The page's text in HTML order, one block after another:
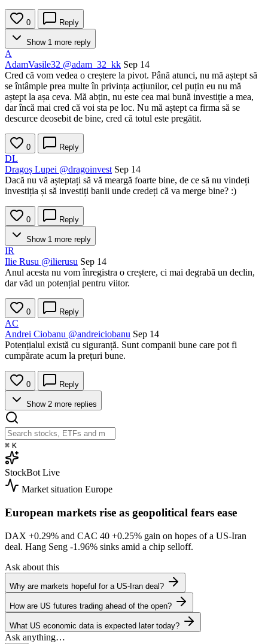
0 Reply
Show 1 more reply
A
AdamVasile32 @adam_32_kk Sep 14
Cred că vom vedea o creștere la pivot. Până atunci, nu mă aștept să
se întâmple prea multe în privința acțiunilor, cel puțin eu nu mă
aștept la așa ceva. Mă abțin, nu este cea mai bună investiție a mea,
dar încă mai cred că voi sta pe loc. Nu mă aștept ca firma să se
descurce deosebit de bine, cred că totul este pregătit.
0 Reply
DL
Dragoș Lupei @dragoinvest Sep 14
Dacă nu vă așteptați să vă meargă foarte bine, de ce să nu vindeți
investiția și să investiți banii unde credeți că va merge bine? :)
0 Reply
Show 1 more reply
IR
Ilie Rusu @ilierusu Sep 14
Anul acesta nu vom înregistra o creștere, ci mai degrabă un declin,
dar văd un potențial pentru viitor.
0 Reply
AC
Andrei Ciobanu @andreiciobanu Sep 14
Potențialul există cu siguranță. Sunt companii bune care pot fi
cumpărate acum la prețuri bune.
0 Reply
Show 2 more replies
⌘ K
StockBot Live
Market situation Europe
European markets rise as geopolitical fears ease
DAX +0.29% and CAC 40 +0.25% gain on hopes of a US-Iran
deal. Hang Seng -1.96% sinks amid a chip selloff.
Ask about this
Why are markets hopeful for a US-Iran deal?
How are US futures trading ahead of the open?
What US economic data is expected later today?